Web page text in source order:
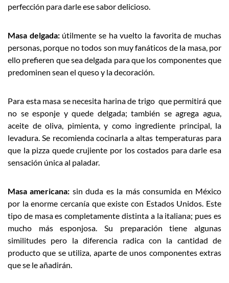
perfección para darle ese sabor delicioso.
Masa delgada: útilmente se ha vuelto la favorita de muchas
personas, porque no todos son muy fanáticos de la masa, por
ello prefieren que sea delgada para que los componentes que
predominen sean el queso y la decoración.
Para esta masa se necesita harina de trigo que permitirá que
no se esponje y quede delgada; también se agrega agua,
aceite de oliva, pimienta, y como ingrediente principal, la
levadura. Se recomienda cocinarla a altas temperaturas para
que la pizza quede crujiente por los costados para darle esa
sensación única al paladar.
Masa americana: sin duda es la más consumida en México
por la enorme cercanía que existe con Estados Unidos. Este
tipo de masa es completamente distinta a la italiana; pues es
mucho más esponjosa. Su preparación tiene algunas
similitudes pero la diferencia radica con la cantidad de
producto que se utiliza, aparte de unos componentes extras
que se le añadirán.